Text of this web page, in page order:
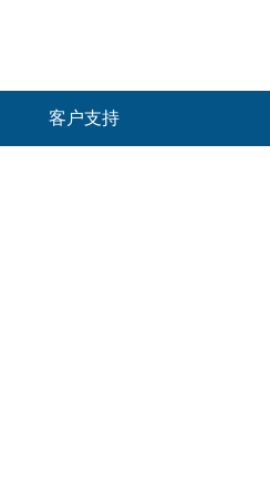
客户支持